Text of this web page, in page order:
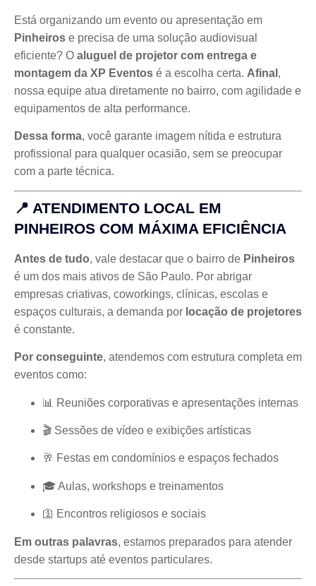
Está organizando um evento ou apresentação em
Pinheiros e precisa de uma solução audiovisual
eficiente? O aluguel de projetor com entrega e
montagem da XP Eventos é a escolha certa. Afinal ,
nossa equipe atua diretamente no bairro, com agilidade e
equipamentos de alta performance.
Dessa forma, você garante imagem nítida e estrutura
profissional para qualquer ocasião, sem se preocupar
com a parte técnica.
📍 ATENDIMENTO LOCAL EM
PINHEIROS COM MÁXIMA EFICIÊNCIA
Antes de tudo, vale destacar que o bairro de Pinheiros
é um dos mais ativos de São Paulo. Por abrigar
empresas criativas, coworkings, clínicas, escolas e
espaços culturais, a demanda por locação de projetores
é constante.
Por conseguinte, atendemos com estrutura completa em
eventos como:
📊 Reuniões corporativas e apresentações internas
🎬 Sessões de vídeo e exibições artísticas
🥂 Festas em condomínios e espaços fechados
🎓 Aulas, workshops e treinamentos
🛐 Encontros religiosos e sociais
Em outras palavras, estamos preparados para atender
desde startups até eventos particulares.